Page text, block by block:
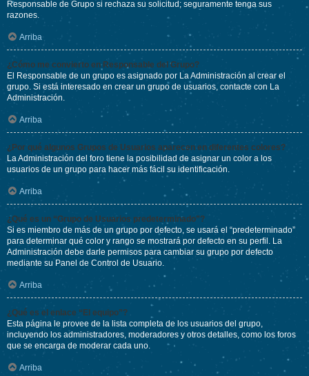
Responsable de Grupo si rechaza su solicitud; seguramente tenga sus
razones.
Arriba
¿Cómo me convierto en Responsable del Grupo?
El Responsable de un grupo es asignado por La Administración al crear el
grupo. Si está interesado en crear un grupo de usuarios, contacte con La
Administración.
Arriba
¿Por qué algunos Grupos de Usuarios aparecen en diferentes colores?
La Administración del foro tiene la posibilidad de asignar un color a los
usuarios de un grupo para hacer más fácil su identificación.
Arriba
¿Qué es un “Grupo de Usuarios predeterminado”?
Si es miembro de más de un grupo por defecto, se usará el “predeterminado”
para determinar qué color y rango se mostrará por defecto en su perfil. La
Administración debe darle permisos para cambiar su grupo por defecto
mediante su Panel de Control de Usuario.
Arriba
¿Qué es el enlace “El equipo”?
Esta página le provee de la lista completa de los usuarios del grupo,
incluyendo los administradores, moderadores y otros detalles, como los foros
que se encarga de moderar cada uno.
Arriba